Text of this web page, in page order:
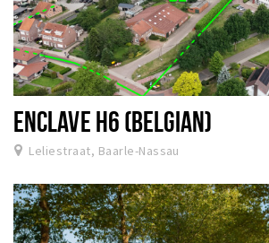
ENCLAVE H6 (BELGIAN)
Leliestraat, Baarle-Nassau